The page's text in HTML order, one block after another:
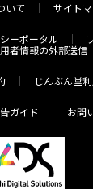
いて サイト
ーポータル
者情報の外部送信
じんぶん堂
ガイド お問